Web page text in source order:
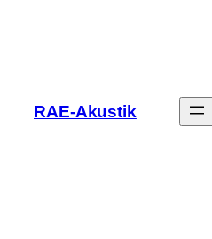
RAE-Akustik